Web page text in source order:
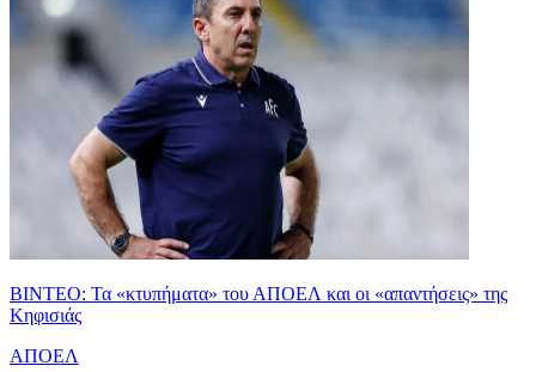
ΒΙΝΤΕΟ: Τα «κτυπήματα» του ΑΠΟΕΛ και οι «απαντήσεις» της
Κηφισιάς
ΑΠΟΕΛ